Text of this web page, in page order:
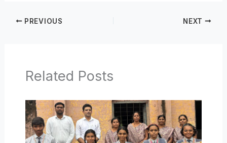
PREVIOUS NEXT
Related Posts